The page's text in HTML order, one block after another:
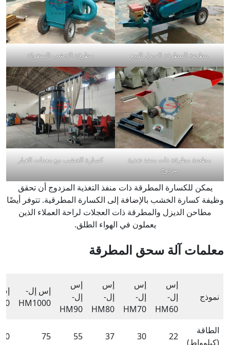
مطحنة المطرقة الديزل للبيع مطرقة الخشب المنقولة
مطحنة مطرقة ذات منفذ تغذية
مزدوج
كسارة الخشب مع معدات الغبار
يمكن للكسارة المطرقة ذات منفذ التغذية المزدوج أن تحقق
وظيفة كسارة الخشب بالإضافة إلى الكسارة المطرقية. تتوفر أيضًا
مطاحن الديزل والمطرقة ذات العجلات لراحة العملاء الذين
يعملون في الهواء الطلق.
معلمات آلة سحق المطرقة
نموذج
إس
إل-
HM60
إس
إل-
HM70
إس
إل-
HM80
إس
إل-
HM90
إس إل-
HM1000
الطاقة
(كيلوواط)
22
30
37
55
75
90